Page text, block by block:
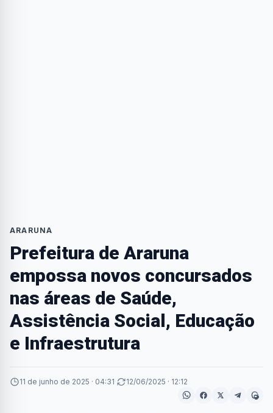
ARARUNA
Prefeitura de Araruna
empossa novos concursados
nas áreas de Saúde,
Assistência Social, Educação
e Infraestrutura
11 de junho de 2025 · 04:31· 12/06/2025 · 12:12